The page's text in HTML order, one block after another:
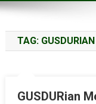
TAG: GUSDURIAN
GUSDURian